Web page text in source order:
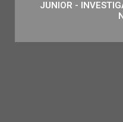
JUNIOR -